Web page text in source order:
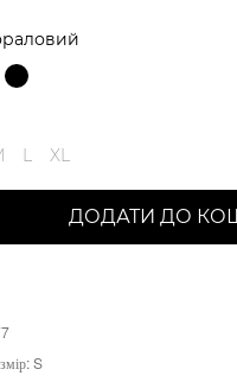
L XL
ДОДАТИ ДО
S